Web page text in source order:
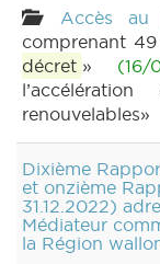
Accès au
comprenant
décret » (16/
renouvelables»
Dixième
et onzième
31.12.2022)
Médiateur
la Région